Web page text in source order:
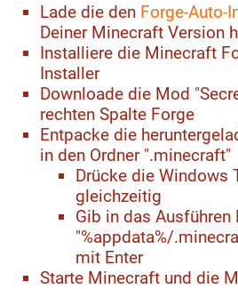
Lade die den Forge-Auto-
Deiner Minecraft Version
Installiere die Minecraft
Installer
Downloade die Mod
rechten Spalte Forge
Entpacke die
in den Ordner ".minecraft"
Drücke die Windows
gleichzeitig
Gib in das Ausführen
"%appdata%/
mit Enter
Starte Minecraft und die